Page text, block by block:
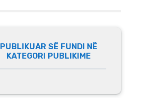
PUBLIKUAR SË FUNDI NË
KATEGORI PUBLIKIME